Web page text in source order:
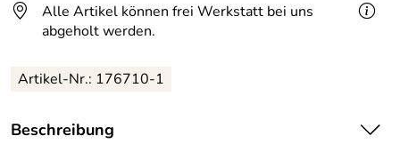
Alle Artikel können frei Werkstatt bei uns
abgeholt werden.
Artikel-Nr.: 176710-1
Beschreibung